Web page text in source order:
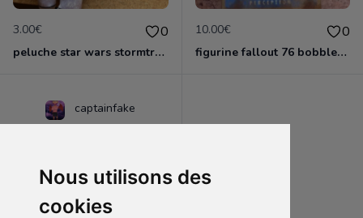
Nous utilisons des
cookies
3.00€ 0
peluche star wars stormtrooper
10.00€ 0
figurine fallout 76 bobblehead perception
captainfake